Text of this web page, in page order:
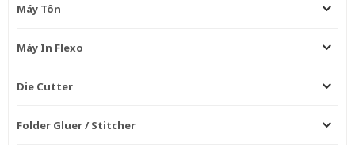
Máy Tôn
Máy In Flexo
Die Cutter
Folder Gluer / Stitcher